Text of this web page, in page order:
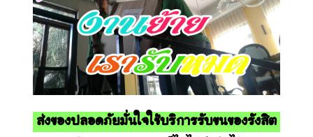
ส่งของปลอดภัยมั่นใจใช้บริการรับขนของรังสิต